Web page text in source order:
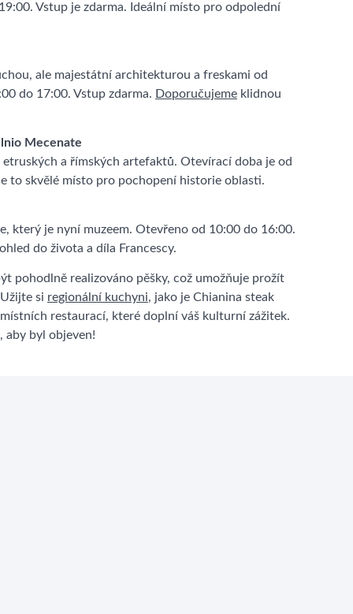
Vstup je zdarma. Ideální místo pro odpolední
ale majestátní architekturou a freskami od
do 17:00. Vstup zdarma. Doporučujeme klidnou
Mecenate
a římských artefaktů. Otevírací doba je od
to skvělé místo pro pochopení historie oblasti.
který je nyní muzeem. Otevřeno od 10:00 do 16:00.
do života a díla Francescy.
pohodlně realizováno pěšky, což umožňuje prožít
si regionální kuchyni, jako je Chianina steak
restaurací, které doplní váš kulturní zážitek.
aby byl objeven!